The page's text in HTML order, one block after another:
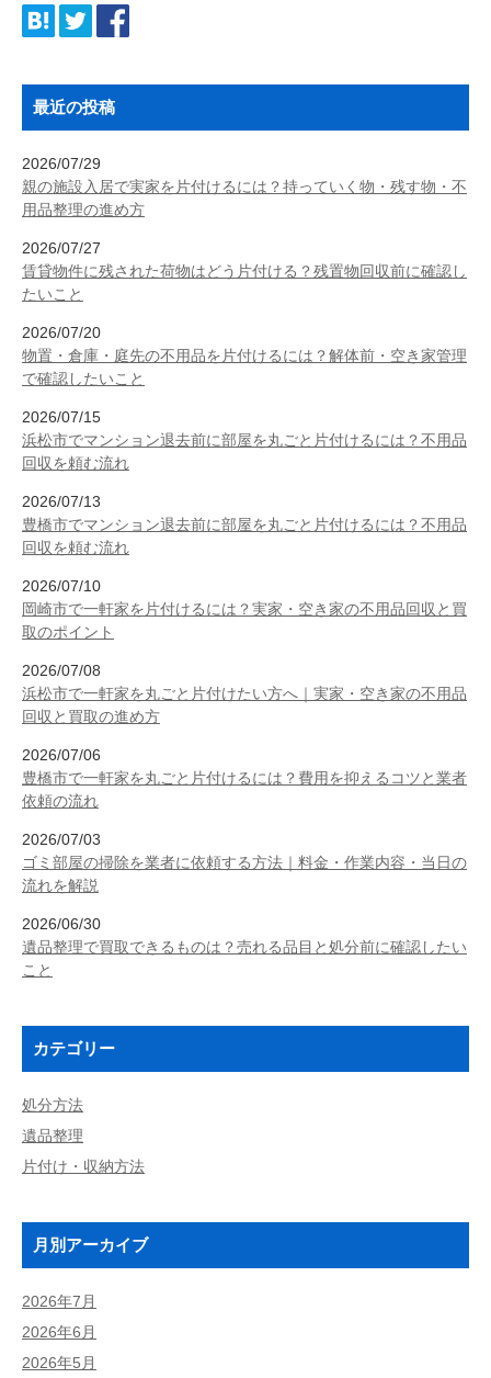
最近の投稿
2026/07/29
親の施設入居で実家を片付けるには？持っていく物・残す物・不
用品整理の進め方
2026/07/27
賃貸物件に残された荷物はどう片付ける？残置物回収前に確認し
たいこと
2026/07/20
物置・倉庫・庭先の不用品を片付けるには？解体前・空き家管理
で確認したいこと
2026/07/15
浜松市でマンション退去前に部屋を丸ごと片付けるには？不用品
回収を頼む流れ
2026/07/13
豊橋市でマンション退去前に部屋を丸ごと片付けるには？不用品
回収を頼む流れ
2026/07/10
岡崎市で一軒家を片付けるには？実家・空き家の不用品回収と買
取のポイント
2026/07/08
浜松市で一軒家を丸ごと片付けたい方へ｜実家・空き家の不用品
回収と買取の進め方
2026/07/06
豊橋市で一軒家を丸ごと片付けるには？費用を抑えるコツと業者
依頼の流れ
2026/07/03
ゴミ部屋の掃除を業者に依頼する方法｜料金・作業内容・当日の
流れを解説
2026/06/30
遺品整理で買取できるものは？売れる品目と処分前に確認したい
こと
カテゴリー
処分方法
遺品整理
片付け・収納方法
月別アーカイブ
2026年7月
2026年6月
2026年5月